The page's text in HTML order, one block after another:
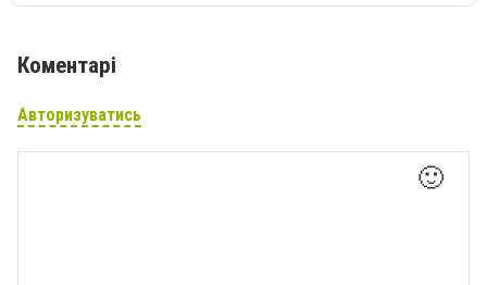
Коментарі
Авторизуватись
🙂